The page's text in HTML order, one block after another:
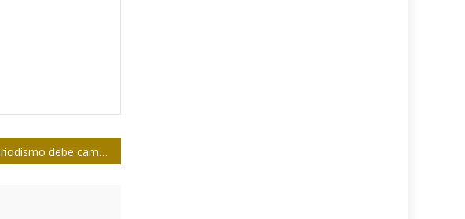
“El periodismo debe caminar junto a la sociedad, parecerse a ella”